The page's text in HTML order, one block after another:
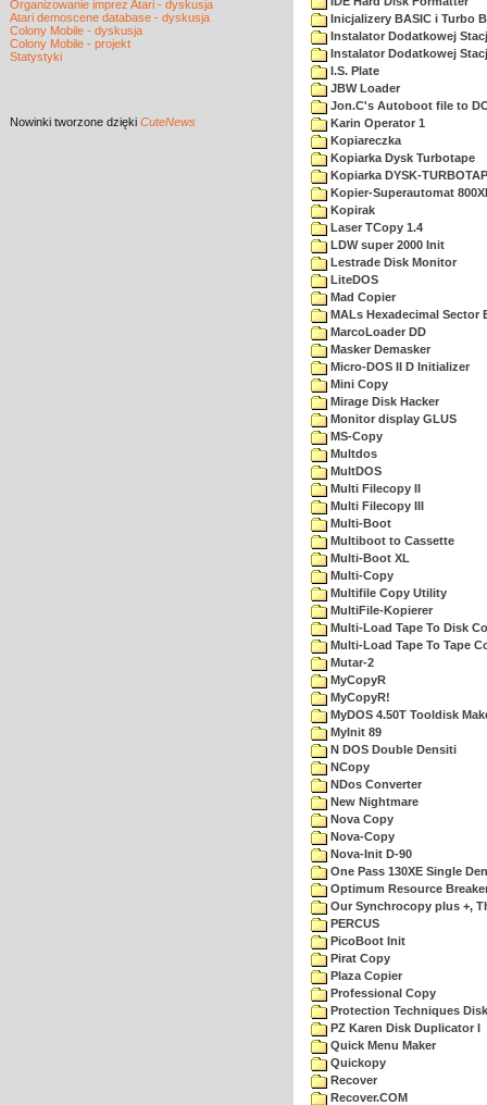
Organizowanie imprez Atari - dyskusja
Atari demoscene database - dyskusja
Colony Mobile - dyskusja
Colony Mobile - projekt
Statystyki
Nowinki tworzone dzięki CuteNews
Inicjalizery BASIC i Turbo
Instalator Dodatkowej
Instalator Dodatkowej
I.S. Plate
JBW Loader
Jon.C's Autoboot file to
Karin Operator 1
Kopiareczka
Kopiarka Dysk Turbotape
Kopiarka DYSK-
Kopier-Superautomat
Kopirak
Laser TCopy 1.4
LDW super 2000 Init
Lestrade Disk Monitor
LiteDOS
Mad Copier
MALs Hexadecimal Sector
MarcoLoader DD
Masker Demasker
Micro-DOS II D Initializer
Mini Copy
Mirage Disk Hacker
Monitor display GLUS
MS-Copy
Multdos
MultDOS
Multi Filecopy II
Multi Filecopy III
Multi-Boot
Multiboot to Cassette
Multi-Boot XL
Multi-Copy
Multifile Copy Utility
MultiFile-Kopierer
Multi-Load Tape To Disk
Multi-Load Tape To Tape
Mutar-2
MyCopyR
MyCopyR!
MyDOS 4.50T Tooldisk
MyInit 89
N DOS Double Densiti
NCopy
NDos Converter
New Nightmare
Nova Copy
Nova-Copy
Nova-Init D-90
One Pass 130XE Single
Optimum Resource
Our Synchrocopy plus +,
PERCUS
PicoBoot Init
Pirat Copy
Plaza Copier
Professional Copy
Protection Techniques
PZ Karen Disk Duplicator I
Quick Menu Maker
Quickopy
Recover
Recover.COM